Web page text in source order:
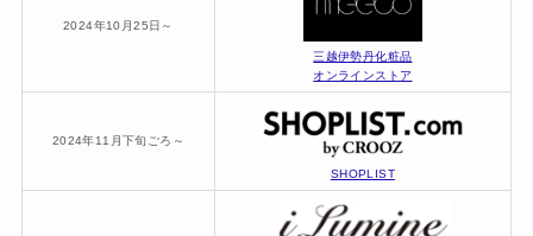
2024年10月25日～
三越伊勢丹化粧品
オンラインストア
2024年11月下旬ごろ～
SHOPLIST